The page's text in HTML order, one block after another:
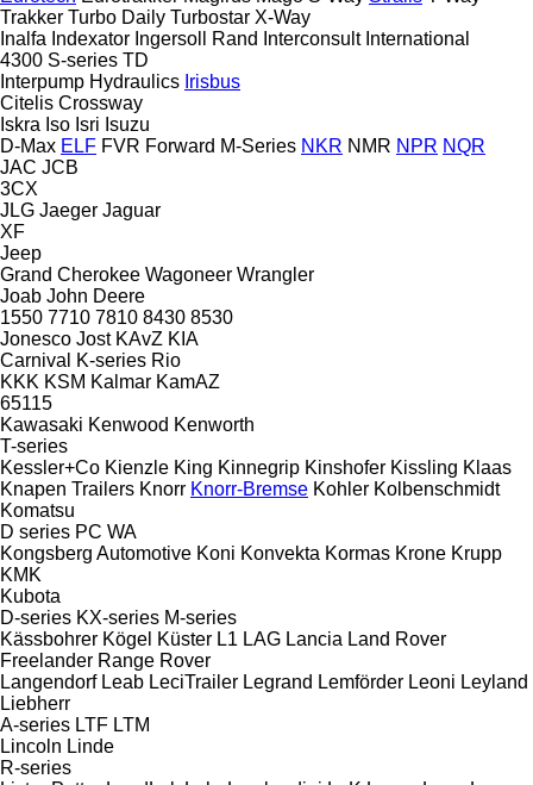
Trakker Turbo Daily Turbostar X-Way
Inalfa Indexator Ingersoll Rand Interconsult International
4300 S-series TD
Interpump Hydraulics Irisbus
Citelis Crossway
Iskra Iso Isri Isuzu
D-Max ELF FVR Forward M-Series NKR NMR NPR NQR
JAC JCB
3CX
JLG Jaeger Jaguar
XF
Jeep
Grand Cherokee Wagoneer Wrangler
Joab John Deere
1550 7710 7810 8430 8530
Jonesco Jost KAvZ KIA
Carnival
K-series Rio
KKK KSM Kalmar KamAZ
65115
Kawasaki Kenwood Kenworth
T-series
Kessler+Co Kienzle King Kinnegrip Kinshofer Kissling Klaas
Knapen Trailers Knorr Knorr-Bremse Kohler Kolbenschmidt
Komatsu
D series PC WA
Kongsberg Automotive Koni Konvekta Kormas Krone Krupp
KMK
Kubota
D-series KX-series M-series
Kässbohrer Kögel Küster L1 LAG Lancia Land Rover
Freelander Range Rover
Langendorf Leab LeciTrailer Legrand Lemförder Leoni Leyland
Liebherr
A-series LTF LTM
Lincoln Linde
R-series